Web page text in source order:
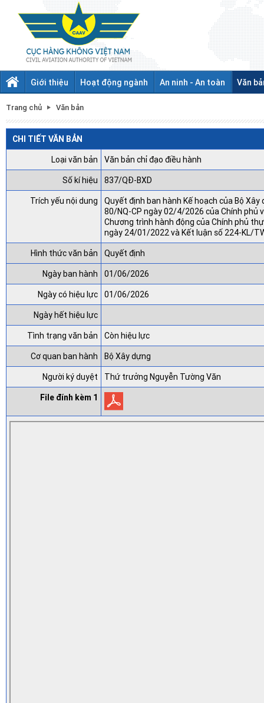
Giới thiệu Hoạt động ngành An ninh - An toàn Văn
Trang chủ Văn bản
CHI TIẾT VĂN BẢN
Loại văn bản
Văn bản chỉ đạo điều hành
Số kí hiệu
837/QĐ-BXD
Trích yếu nội dung
Quyết định ban hành Kế hoạch của Bộ
80/NQ-CP ngày 02/4/2026 của Chính phủ
Chương trình hành động của Chính phủ
ngày 24/01/2022 và Kết luận số 224-KL/
Hình thức văn bản
Quyết định
Ngày ban hành
01/06/2026
Ngày có hiệu lực 01/06/2026
Ngày hết hiệu lực
Tình trạng văn bản
Còn hiệu lực
Cơ quan ban hành
Bộ Xây dựng
Người ký duyệt
Thứ trưởng Nguyễn Tường Văn
File đính kèm 1